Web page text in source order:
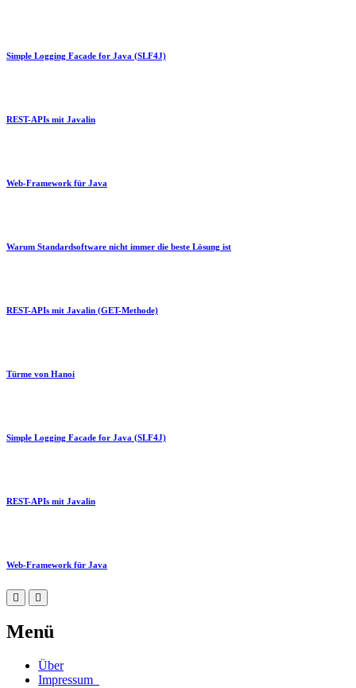
Simple Logging Facade for Java (SLF4J)
REST-APIs mit Javalin
Web-Framework für Java
Warum Standardsoftware nicht immer die beste Lösung ist
REST-APIs mit Javalin (GET-Methode)
Türme von Hanoi
Simple Logging Facade for Java (SLF4J)
REST-APIs mit Javalin
Web-Framework für Java
Menü
Über
Impressum